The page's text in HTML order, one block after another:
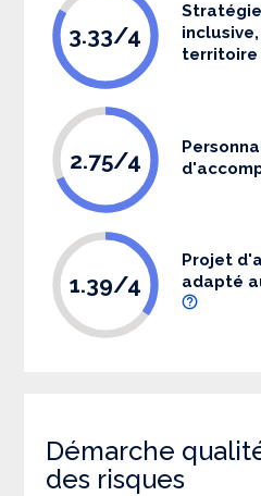
3.33/4
territoire
2.75/4
1.39/4
Projet
adapté
Démarche
des risques